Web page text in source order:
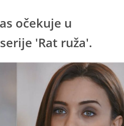
očekuje u
'Rat ruža'.